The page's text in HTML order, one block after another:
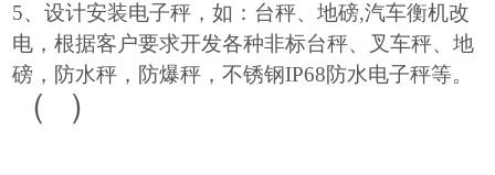
5、设计安装电子秤，如：台秤、地磅,汽车衡机改
电，根据客户要求开发各种非标台秤、叉车秤、地
磅，防水秤，防爆秤，不锈钢IP68防水电子秤等。
（ ）